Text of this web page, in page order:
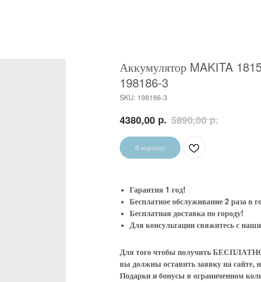
Аккумулятор MAKITA
198186-3
SKU: 198186-3
4380,00 р. 5890,00 р.
В корзину
Гарантия 1 год!
Бесплатное обслуживание 2 раза в
Бесплатная доставка по городу!
Для консультации свяжитесь с
Для того чтобы получить
вы должны оставить заявку на сайте,
Подарки и бонусы в ограниченном